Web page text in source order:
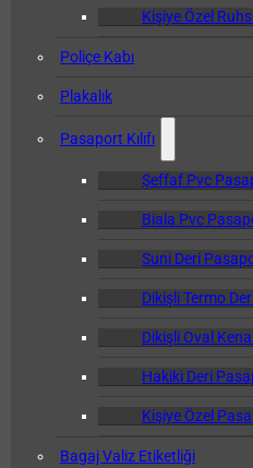
Kişiye Özel
Poliçe Kabı
Plakalık
Pasaport Kılıfı
Şeffaf Pvc
Biala Pvc
Suni Deri
Dikişli Termo
Dikişli Oval
Hakiki Deri
Kişiye Özel
Bagaj Valiz Etiketliği